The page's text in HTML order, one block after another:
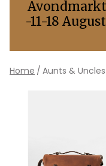
Uncles
50806
Sluis
-11-18
Home Aunts &